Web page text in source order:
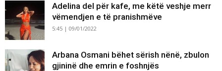
Adelina del për kafe, me këtë veshje merr
vëmendjen e të pranishmëve
5:45 | 09/01/2022
Arbana Osmani bëhet sërish nënë, zbulon
gjininë dhe emrin e foshnjës